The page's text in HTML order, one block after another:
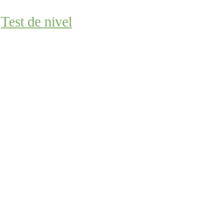
Test de nivel